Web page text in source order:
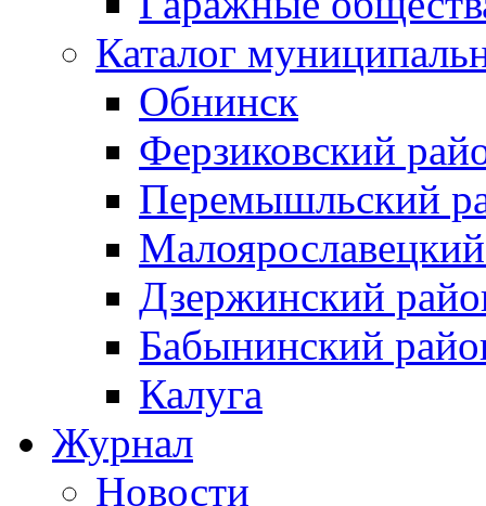
Каталог
Обнинск
Ферзиковский
Перемышльский
Дзержинский
Бабынинский
Калуга
Журнал
Новости